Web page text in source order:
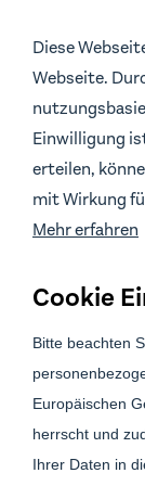
Diese
Webseite.
Einwilligung
erteilen,
mit Wirkung
Mehr erfahren
Cookie
Bitte beachten
Europäischen
herrscht und
Ihrer Daten in